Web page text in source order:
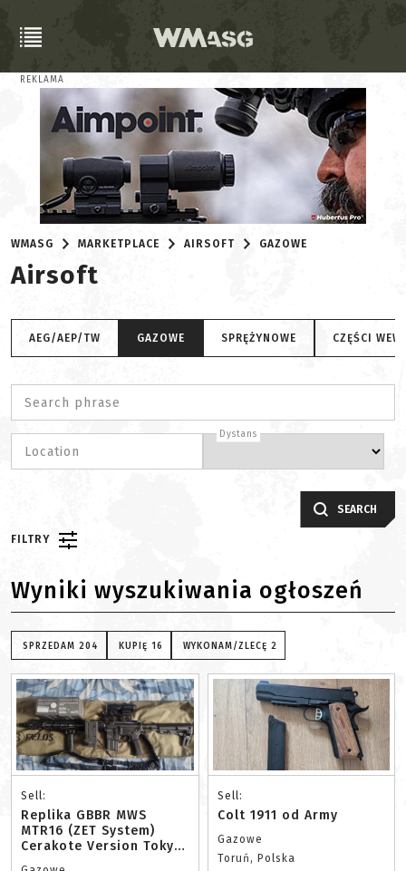
REKLAMA
WMASG MARKETPLACE AIRSOFT GAZOWE
Airsoft
AEG/AEP/TW GAZOWE SPRĘŻYNOWE CZĘŚCI
Search phrase
Location
Dystans
SEARCH
FILTRY
Wyniki wyszukiwania ogłoszeń
SPRZEDAM 204 KUPIĘ 16 WYKONAM/ZLECĘ 2
Sell:
Replika GBBR MWS
MTR16 (ZET System)
Cerakote Version Tokyo
Sell:
Colt 1911 od Army
Gazowe
Toruń, Polska